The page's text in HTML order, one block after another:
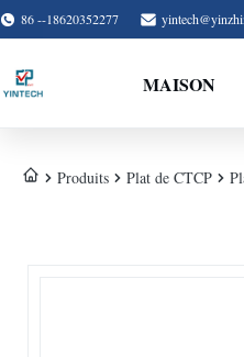
86 --18620352277
MAISON
Produits Plat de CTCP